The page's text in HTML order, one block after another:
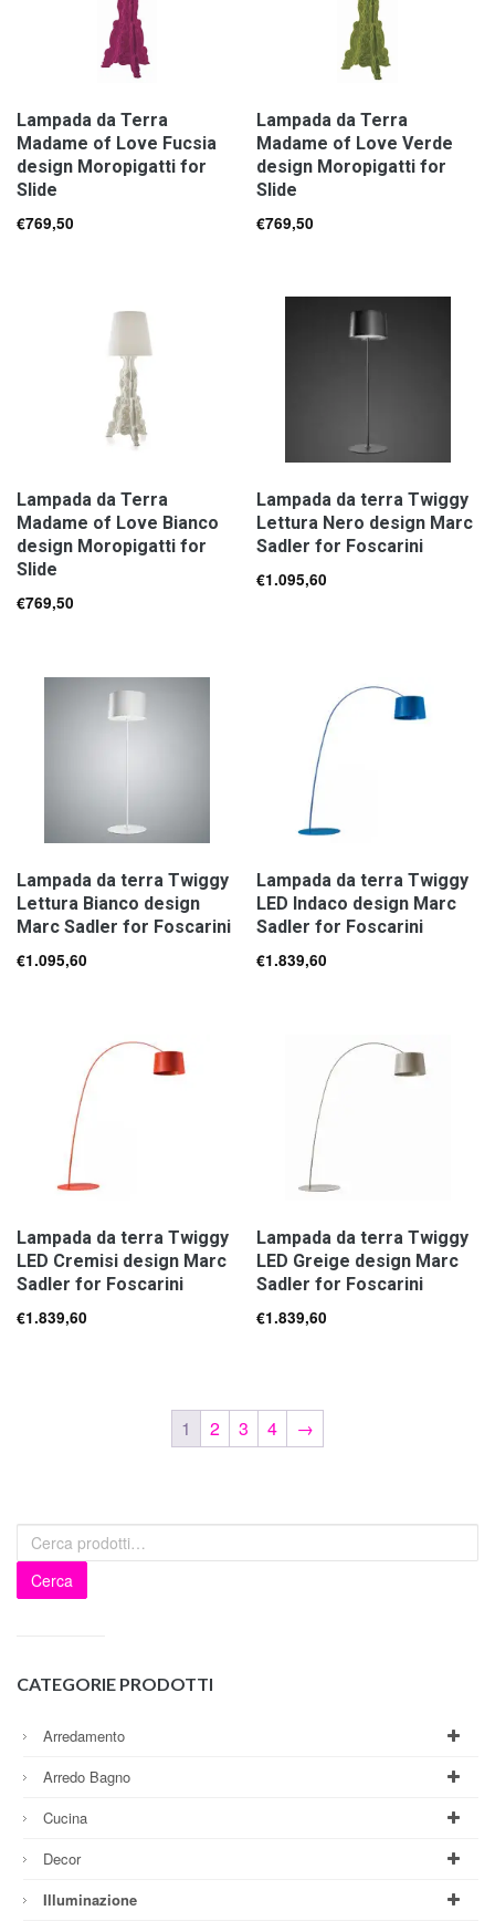
Lampada da Terra
Madame of Love Fucsia
design Moropigatti for
Slide
€769,50
Lampada da Terra
Madame of Love Verde
design Moropigatti for
Slide
€769,50
Lampada da Terra
Madame of Love Bianco
design Moropigatti for
Slide
€769,50
Lampada da terra Twiggy
Lettura Nero design Marc
Sadler for Foscarini
€1.095,60
Lampada da terra Twiggy
Lettura Bianco design
Marc Sadler for Foscarini
€1.095,60
Lampada da terra Twiggy
LED Indaco design Marc
Sadler for Foscarini
€1.839,60
Lampada da terra Twiggy
LED Cremisi design Marc
Sadler for Foscarini
€1.839,60
Lampada da terra Twiggy
LED Greige design Marc
Sadler for Foscarini
€1.839,60
1 2 3 4 →
Cerca
CATEGORIE PRODOTTI
Arredamento
Arredo Bagno
Cucina
Decor
Illuminazione